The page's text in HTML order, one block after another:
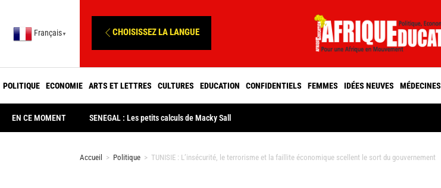
Français ▼ CHOISISSEZ LA LANGUE
POLITIQUE ECONOMIE ARTS ET LETTRES CULTURES EDUCATION CONFIDENTIELS FEMMES IDÉES NEUVES MÉDECINES
EN CE MOMENT SENEGAL : Les petits calculs de Macky Sall
Accueil > Politique > TUNISIE : L’insécurité, le terrorisme et la faillite économique scellent le sort du gouvernement